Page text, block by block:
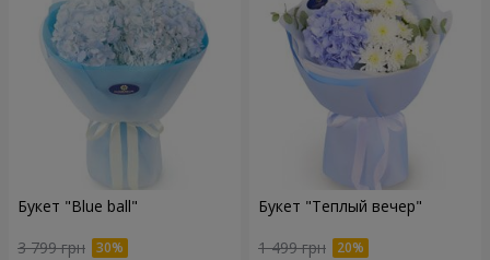
Букет "Blue ball"
3 799 грн
Букет "Теплый вечер"
1 499 грн